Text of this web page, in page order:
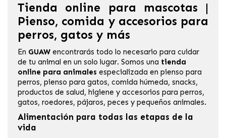
Tienda online para mascotas |
Pienso, comida y accesorios para
perros, gatos y más
En GUAW encontrarás todo lo necesario para cuidar
de tu animal en un solo lugar. Somos una tienda
online para animales especializada en pienso para
perros, pienso para gatos, comida húmeda, snacks,
productos de salud, higiene y accesorios para perros,
gatos, roedores, pájaros, peces y pequeños animales.
Alimentación para todas las etapas de la
vida